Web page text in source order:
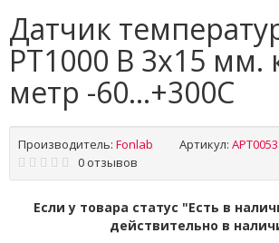
Датчик
PT1000 B 3x15 мм.
метр -60...+300C
Производитель: Fonlab Артикул:
0 отзывов
Если у товара статус "Есть в
действительно в